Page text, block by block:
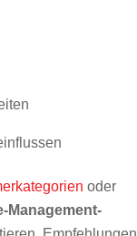
oder
Management-